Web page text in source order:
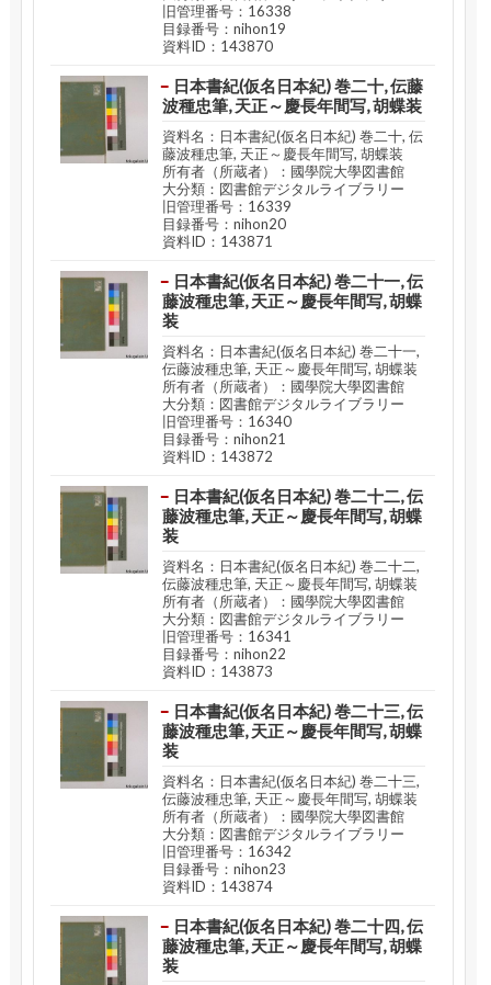
旧管理番号：16338
目録番号：nihon19
資料ID：143870
日本書紀(仮名日本紀) 巻二十, 伝藤
波種忠筆, 天正～慶長年間写, 胡蝶装
資料名：日本書紀(仮名日本紀) 巻二十, 伝
藤波種忠筆, 天正～慶長年間写, 胡蝶装
所有者（所蔵者）：國學院大學図書館
大分類：図書館デジタルライブラリー
旧管理番号：16339
目録番号：nihon20
資料ID：143871
日本書紀(仮名日本紀) 巻二十一, 伝
藤波種忠筆, 天正～慶長年間写, 胡蝶
装
資料名：日本書紀(仮名日本紀) 巻二十一,
伝藤波種忠筆, 天正～慶長年間写, 胡蝶装
所有者（所蔵者）：國學院大學図書館
大分類：図書館デジタルライブラリー
旧管理番号：16340
目録番号：nihon21
資料ID：143872
日本書紀(仮名日本紀) 巻二十二, 伝
藤波種忠筆, 天正～慶長年間写, 胡蝶
装
資料名：日本書紀(仮名日本紀) 巻二十二,
伝藤波種忠筆, 天正～慶長年間写, 胡蝶装
所有者（所蔵者）：國學院大學図書館
大分類：図書館デジタルライブラリー
旧管理番号：16341
目録番号：nihon22
資料ID：143873
日本書紀(仮名日本紀) 巻二十三, 伝
藤波種忠筆, 天正～慶長年間写, 胡蝶
装
資料名：日本書紀(仮名日本紀) 巻二十三,
伝藤波種忠筆, 天正～慶長年間写, 胡蝶装
所有者（所蔵者）：國學院大學図書館
大分類：図書館デジタルライブラリー
旧管理番号：16342
目録番号：nihon23
資料ID：143874
日本書紀(仮名日本紀) 巻二十四, 伝
藤波種忠筆, 天正～慶長年間写, 胡蝶
装